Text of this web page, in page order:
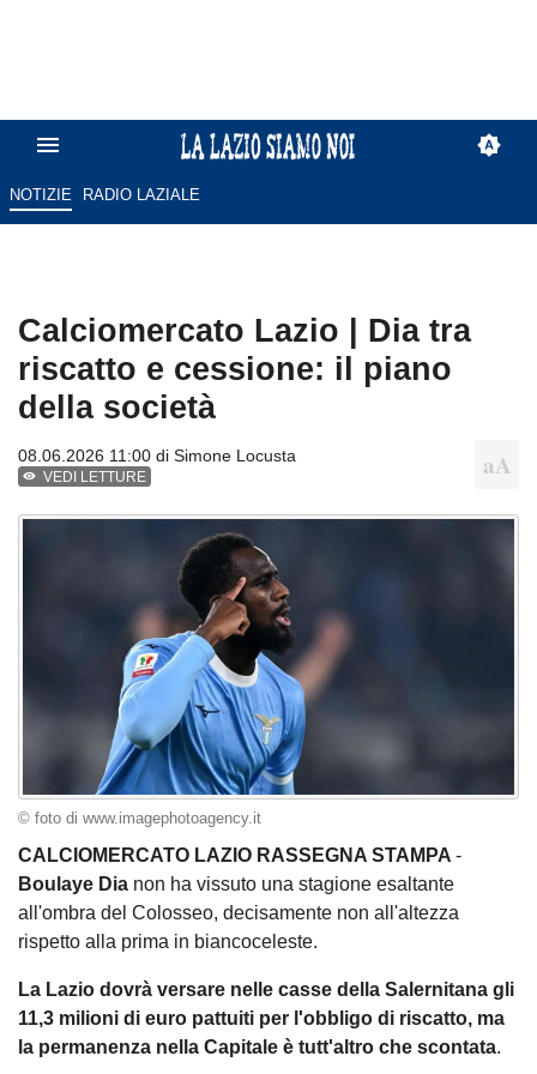
NOTIZIE RADIO LAZIALE
Calciomercato Lazio | Dia tra
riscatto e cessione: il piano
della società
08.06.2026 11:00 di Simone Locusta
VEDI LETTURE
© foto di www.imagephotoagency.it
CALCIOMERCATO LAZIO RASSEGNA STAMPA -
Boulaye Dia non ha vissuto una stagione esaltante
all'ombra del Colosseo, decisamente non all'altezza
rispetto alla prima in biancoceleste.
La Lazio dovrà versare nelle casse della Salernitana gli
11,3 milioni di euro pattuiti per l'obbligo di riscatto, ma
la permanenza nella Capitale è tutt'altro che scontata.